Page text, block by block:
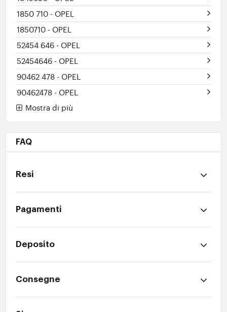
1850 710 - OPEL
1850710 - OPEL
52454 646 - OPEL
52454646 - OPEL
90462 478 - OPEL
90462478 - OPEL
Mostra di più
FAQ
Resi
Pagamenti
Deposito
Consegne